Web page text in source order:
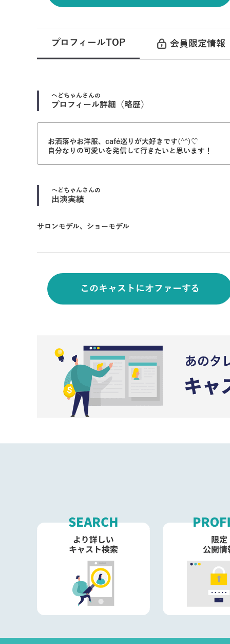
プロフィールTOP 会員限定情報
へどちゃん さんの
プロフィール詳細（略歴）
お洒落やお洋服、café巡りが大好きです(^^)♡
自分なりの可愛いを発信して行きたいと思います！
へどちゃん さんの
出演実績
サロンモデル、ショーモデル
このキャストにオファーする